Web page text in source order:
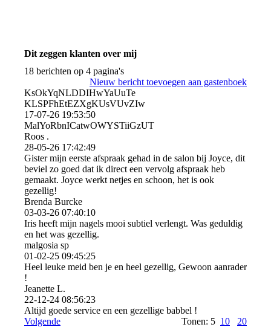
Dit zeggen klanten over mij
18 berichten op 4 pagina's
Nieuw bericht toevoegen aan gastenboek
KsOkYqNLDDIHwYaUuTe
KLSPFhEtEZXgKUsVUvZIw
17-07-26 19:53:50
MalYoRbnICatwOWYSTiiGzU­T
Roos .
28-05-26 17:42:49
Gister mijn eerste afspraak gehad in de salon bij Joyce, dit
beviel zo goed dat ik direct een vervolg afspraak heb
gemaakt. Joyce werkt netjes en schoon, het is ook
gezellig!
Brenda Burcke
03-03-26 07:40:10
Iris heeft mijn nagels mooi subtiel verlengt. Was geduldig
en het was gezellig.
malgosia sp
01-02-25 09:45:25
Heel leuke meid ben je en heel gezellig, Gewoon aanrader
!
Jeanette L.
22-12-24 08:56:23
Altijd goede service en een gezellige babbel !
Volgende
Tonen: 5 10 20